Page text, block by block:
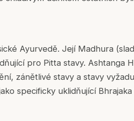
Ayurvedě. Její Madhura
pro Pitta stavy. Ashtanga
zánětlivé stavy a stavy
specificky uklidňující